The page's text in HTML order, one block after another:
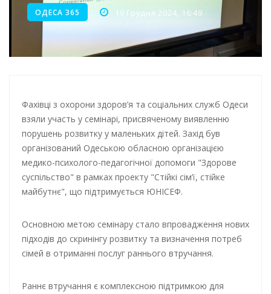
ОДЕСА 365 19 Грудня 2024, 16:49
Фахівці з охорони здоров’я та соціальних служб Одеси
взяли участь у семінарі, присвяченому виявленню
порушень розвитку у маленьких дітей. Захід був
організований Одеською обласною організацією
медико-психолого-педагогічної допомоги "Здорове
суспільство" в рамках проекту "Стійкі сім’ї, стійке
майбутнє", що підтримується ЮНІСЕФ.
Основною метою семінару стало впровадження нових
підходів до скринінгу розвитку та визначення потреб
сімей в отриманні послуг раннього втручання.
Раннє втручання є комплексною підтримкою для